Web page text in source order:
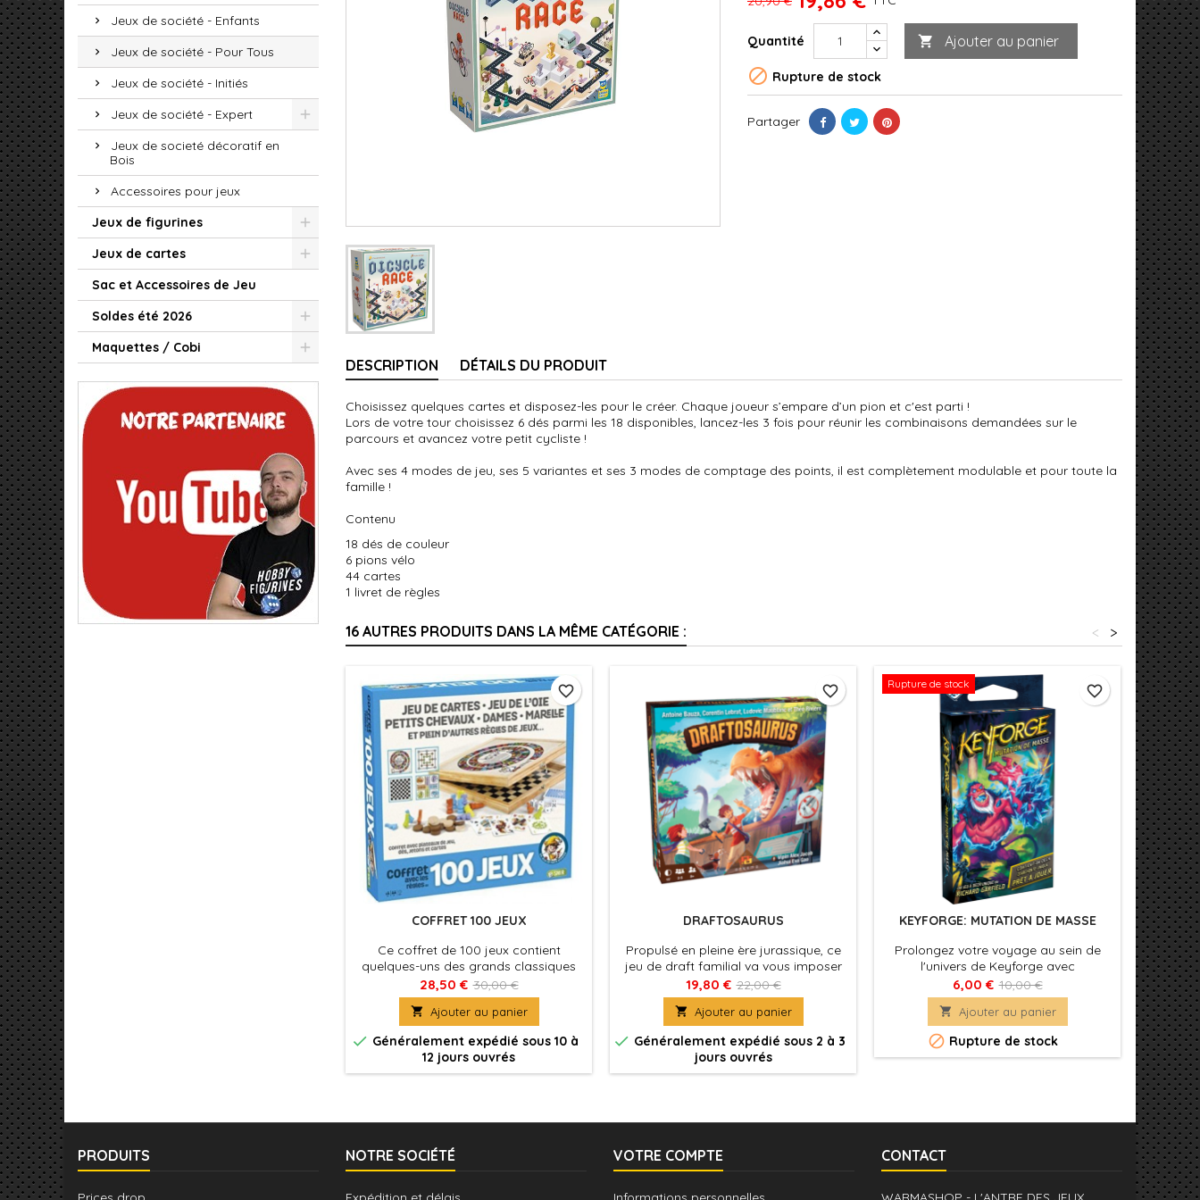
Jeux de société - Enfants
Jeux de société - Pour Tous
Jeux de société - Initiés
Jeux de société - Expert
Jeux de societé décoratif en
Bois
Accessoires pour jeux
Jeux de figurines
Jeux de cartes
Sac et Accessoires de Jeu
Soldes été 2026
Maquettes / Cobi
Quantité  Ajouter au panier
 Rupture de stock
Partager
DESCRIPTION DÉTAILS DU PRODUIT
Choisissez quelques cartes et disposez-les pour le créer. Chaque joueur s’empare d’un pion et c'est parti !
Lors de votre tour choisissez 6 dés parmi les 18 disponibles, lancez-les 3 fois pour réunir les combinaisons demandées sur le
parcours et avancez votre petit cycliste !
Avec ses 4 modes de jeu, ses 5 variantes et ses 3 modes de comptage des points, il est complètement modulable et pour toute la
famille !
Contenu
18 dés de couleur
6 pions vélo
44 cartes
1 livret de règles
16 AUTRES PRODUITS DANS LA MÊME CATÉGORIE : >
<
COFFRET 100 JEUX
Ce coffret de 100 jeux contient
quelques-uns des grands classiques
des jeux de société traditionnels
28,50 € 30,00 €
 Ajouter au panier
 Généralement expédié sous 10 à
12 jours ouvrés
favorite_border
DRAFTOSAURUS
Propulsé en pleine ère jurassique, ce
jeu de draft familial va vous imposer
des choix tels que « Tricératops ou
Diplodocus » ? Choisissez un Dino-
meeple
19,80 € 22,00 €
 Ajouter au panier
 Généralement expédié sous 2 à 3
jours ouvrés
favorite_border Rupture de stock
KEYFORGE: MUTATION DE MASSE
Prolongez votre voyage au sein de
l'univers de Keyforge avec
le quatrième âge de la saga : Mutation
de Masse !
6,00 € 10,00 €
 Ajouter au panier
 Rupture de stock
favorite_border
Dans
l'un
de

PRODUITS NOTRE SOCIÉTÉ VOTRE COMPTE CONTACT